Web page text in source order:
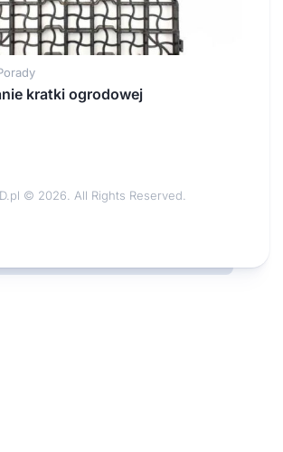
kratki ogrodowej
© 2026. All Rights Reserved.